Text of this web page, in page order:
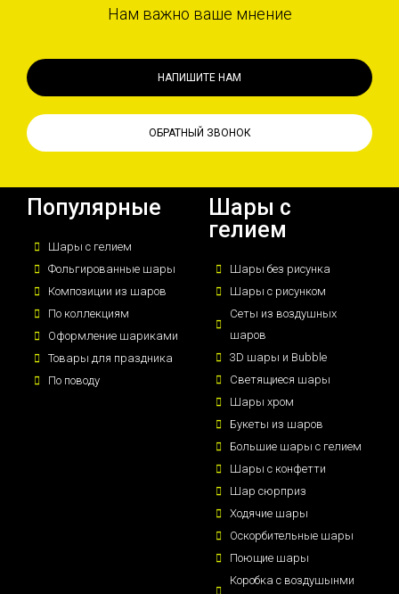
Нам важно ваше мнение
НАПИШИТЕ НАМ
ОБРАТНЫЙ ЗВОНОК
Популярные
Шары с гелием
Фольгированные шары
Композиции из шаров
По коллекциям
Оформление шариками
Товары для праздника
По поводу
Шары с
гелием
Шары без рисунка
Шары с рисунком
Сеты из воздушных
шаров
3D шары и Bubble
Светящиеся шары
Шары хром
Букеты из шаров
Большие шары с гелием
Шары с конфетти
Шар сюрприз
Ходячие шары
Оскорбительные шары
Поющие шары
Коробка с воздушынми